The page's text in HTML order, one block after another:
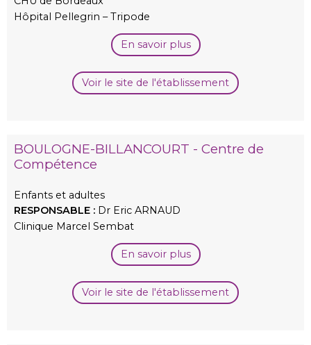
Hôpital Pellegrin – Tripode
En savoir plus
Voir le site de l'établissement
BOULOGNE-BILLANCOURT - Centre de
Compétence
Enfants et adultes
RESPONSABLE : Dr Eric ARNAUD
Clinique Marcel Sembat
En savoir plus
Voir le site de l'établissement